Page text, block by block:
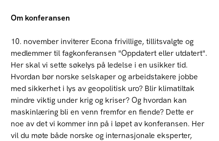
Om konferansen
10. november inviterer Econa frivillige, tillitsvalgte og
medlemmer til fagkonferansen "Oppdatert eller utdatert".
Her skal vi sette søkelys på ledelse i en usikker tid.
Hvordan bør norske selskaper og arbeidstakere jobbe
med sikkerhet i lys av geopolitisk uro? Blir klimatiltak
mindre viktig under krig og kriser? Og hvordan kan
maskinlæring bli en venn fremfor en fiende? Dette er
noe av det vi kommer inn på i løpet av konferansen. Her
vil du møte både norske og internasjonale eksperter,